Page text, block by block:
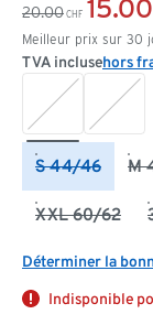
20.00 CHF 15.00
Meilleur prix sur 30
TVA inclusehors
S 44/46 M
XXL 60/62
Déterminer la
Indisponible